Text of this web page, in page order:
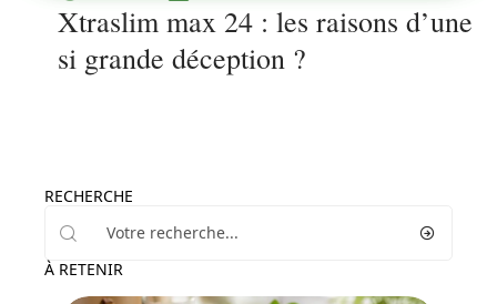
Xtraslim max 24 : les raisons d’une
si grande déception ?
RECHERCHE
À RETENIR